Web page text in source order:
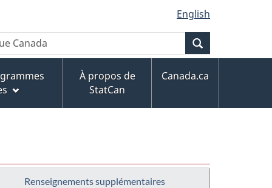
English
À propos de
StatCan
Canada.ca
Renseignements supplémentaires